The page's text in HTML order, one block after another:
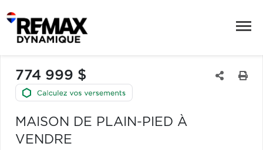
774 999 $
MAISON DE PLAIN-PIED À
VENDRE